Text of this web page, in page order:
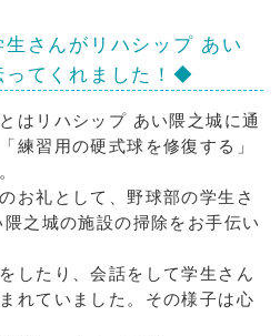
さんがリハシップ あい
ってくれました！◆
はリハシップ あい隈之城に通
練習用の硬式球を修復する」
お礼として、野球部の学生さ
之城の施設の掃除をお手伝い
したり、会話をして学生さん
れていました。その様子は心